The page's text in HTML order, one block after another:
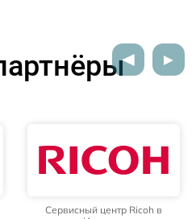
Сервисный центр Ricoh в